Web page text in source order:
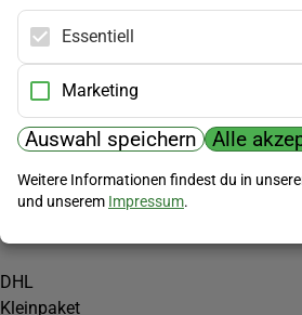
Kundenservice
Widerrufsbelehrung
Versandkosten
Zahlungsmöglichkeiten
PayPal
Vorkasse
Versand
DHL
Kleinpaket
Essentiell
Marketing
Auswahl speichern Alle
Weitere Informationen findest du in
und unserem Impressum.